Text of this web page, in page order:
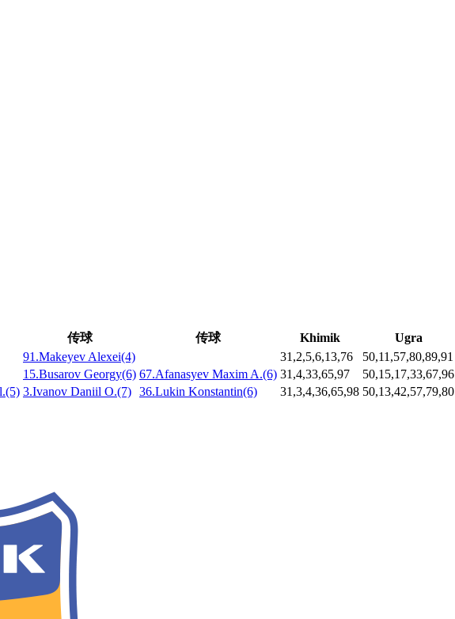
传球 传球 Khimik
Ugra
91.Makeyev Alexei(4) 31,2,5,6,13,76
50,11,57,80,89,91
15.Busarov Georgy(6) 67.Afanasyev Maxim A.(6) 31,4,33,65,97
50,15,17,33,67,96
3.Ivanov Daniil O.(7) 36.Lukin Konstantin(6) 31,3,4,36,65,98 50,13,42,57,79,80